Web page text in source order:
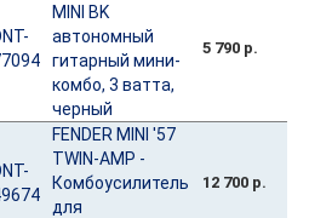
MINI BK
автономный
гитарный мини-
комбо, 3 ватта,
черный
5 790 р.
FENDER MINI '57
TWIN-AMP -
Комбоусилитель
для
12 700 р.